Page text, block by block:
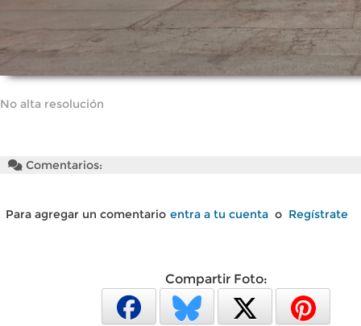
No alta resolución
Comentarios:
Para agregar un comentario entra a tu cuenta o Regístrate
Compartir Foto: